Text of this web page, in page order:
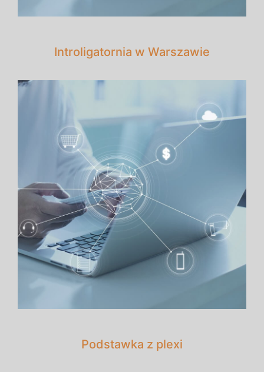
Introligatornia w Warszawie
Podstawka z plexi